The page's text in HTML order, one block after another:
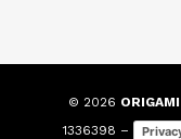
© 2026
1336398 –